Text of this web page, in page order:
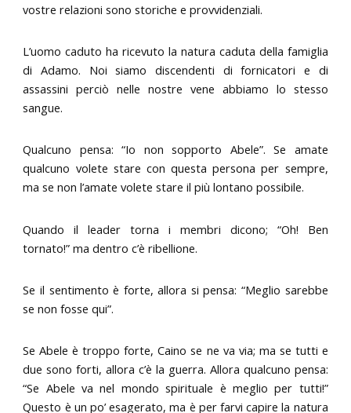
vostre relazioni sono storiche e provvidenziali.
L’uomo caduto ha ricevuto la natura caduta della famiglia
di Adamo. Noi siamo discendenti di fornicatori e di
assassini perciò nelle nostre vene abbiamo lo stesso
sangue.
Qualcuno pensa: “Io non sopporto Abele”. Se amate
qualcuno volete stare con questa persona per sempre,
ma se non l’amate volete stare il più lontano possibile.
Quando il leader torna i membri dicono; “Oh! Ben
tornato!” ma dentro c’è ribellione.
Se il sentimento è forte, allora si pensa: “Meglio sarebbe
se non fosse qui”.
Se Abele è troppo forte, Caino se ne va via; ma se tutti e
due sono forti, allora c’è la guerra. Allora qualcuno pensa:
“Se Abele va nel mondo spirituale è meglio per tutti!”
Questo è un po’ esagerato, ma è per farvi capire la natura